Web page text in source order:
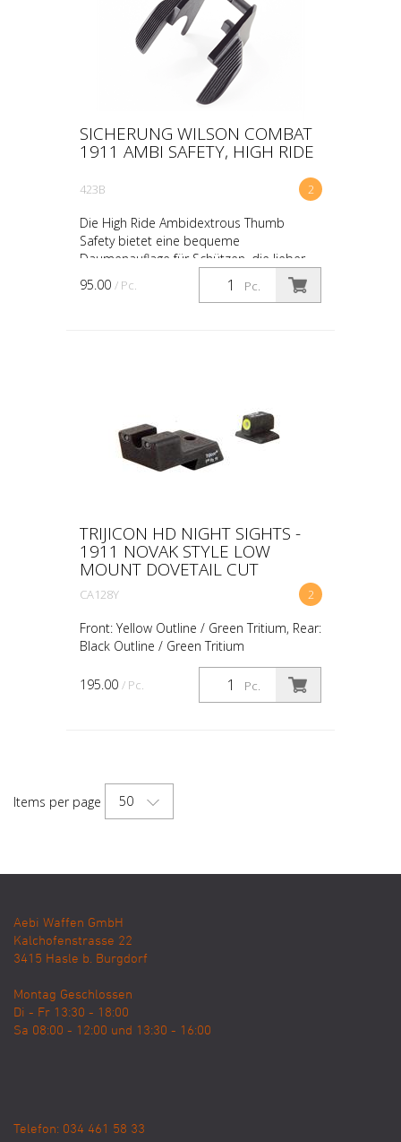
SICHERUNG WILSON COMBAT
1911 AMBI SAFETY, HIGH RIDE
2
423B
Die High Ride Ambidextrous Thumb
Safety bietet eine bequeme
Daumenauflage für Schützen, die lieber
mit einem hohen Daumen schießen.
Beide Seiten dieser Sicherung sind ver...
Pc.
95.00 / Pc.
TRIJICON HD NIGHT SIGHTS -
1911 NOVAK STYLE LOW
MOUNT DOVETAIL CUT
2
CA128Y
Front: Yellow Outline / Green Tritium, Rear:
Black Outline / Green Tritium
Pc.
195.00 / Pc.
Items per page 50
Aebi Waffen GmbH
Kalchofenstrasse 22
3415 Hasle b. Burgdorf
Montag Geschlossen
Di - Fr 13:30 - 18:00
Sa 08:00 - 12:00 und 13:30 - 16:00
Telefon: 034 461 58 33